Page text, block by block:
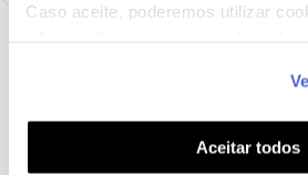
Caso aceite, poderemos utilizar
funcionalidades (cookies de
funcionalidade) e adaptar anúncios
(cookies de publicidade
utilização dos cookies clicando em "
Aceitar todos